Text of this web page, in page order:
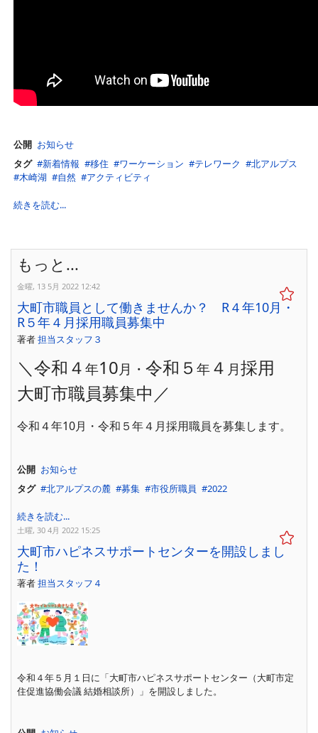
公開 お知らせ
タグ
新着情報 移住 ワーケーション テレワーク
北アルプス
木崎湖
自然 アクティビティ
続きを読む...
もっと...
金曜, 13 5月 2022 12:42
大町市職員として働きませんか？ R４年10月・
R５年４月採用職員募集中
著者担当スタッフ３
＼令和４ 年10 月・ 令和５ 年 ４ 月採用
大町市職員募集中／
令和４年10月・令和５年４月採用職員を募集します。
公開 お知らせ
タグ
北アルプスの麓 募集 市役所職員 2022
続きを読む...
土曜, 30 4月 2022 15:25
大町市ハピネスサポートセンターを開設しまし
た！
著者担当スタッフ４
令和４年５月１日に「大町市ハピネスサポートセンター（大町市定
住促進協働会議 結婚相談所）」を開設しました。